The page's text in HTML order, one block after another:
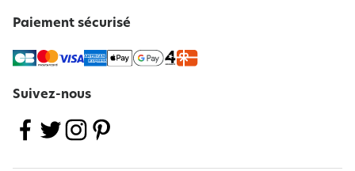
Paiement sécurisé
Suivez-nous